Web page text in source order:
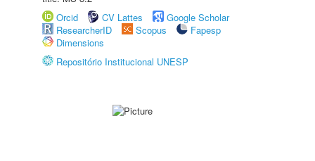
Orcid
CV Lattes
Google Scholar
ResearcherID
Scopus
Fapesp
Dimensions
Repositório Institucional UNESP